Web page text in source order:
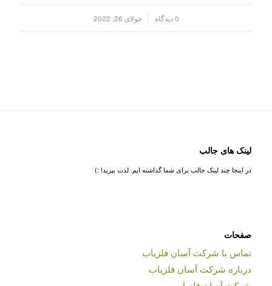
0 دیدگاه جولای 26, 2022
لینک های جالب
در اینجا چند لینک جالب برای شما گذاشته ایم. لذت ببرید! :)
صفحات
تماس با شرکت آسان فلزیاب
درباره شرکت آسان فلزیاب